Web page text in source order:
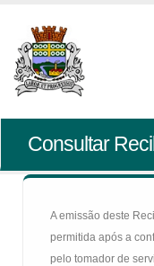
Consultar
A emissão deste
permitida após a
pelo tomador de